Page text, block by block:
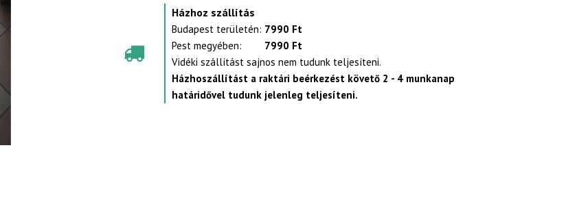
Házhoz szállítás
Budapest területén: 7990 Ft
Pest megyében:
7990 Ft
Vidéki szállítást sajnos nem tudunk teljesíteni.
Házhoszállítást a raktári beérkezést követő 2 - 4 munkanap
határidővel tudunk jelenleg teljesíteni.